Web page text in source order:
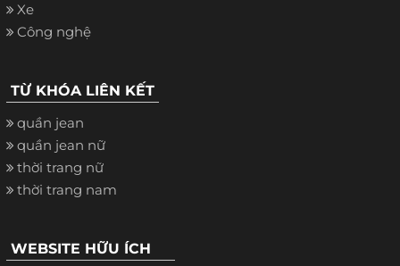
Xe
Công nghệ
TỪ KHÓA LIÊN KẾT
quần jean
quần jean nữ
thời trang nữ
thời trang nam
WEBSITE HỮU ÍCH